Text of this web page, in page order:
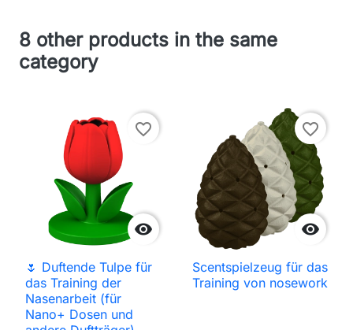
8 other products in the same
category

favorite_border
🌷 Duftende Tulpe für
das Training der
Nasenarbeit (für
Nano+ Dosen und

favorite_border
Scentspielzeug für das
Training von nosework